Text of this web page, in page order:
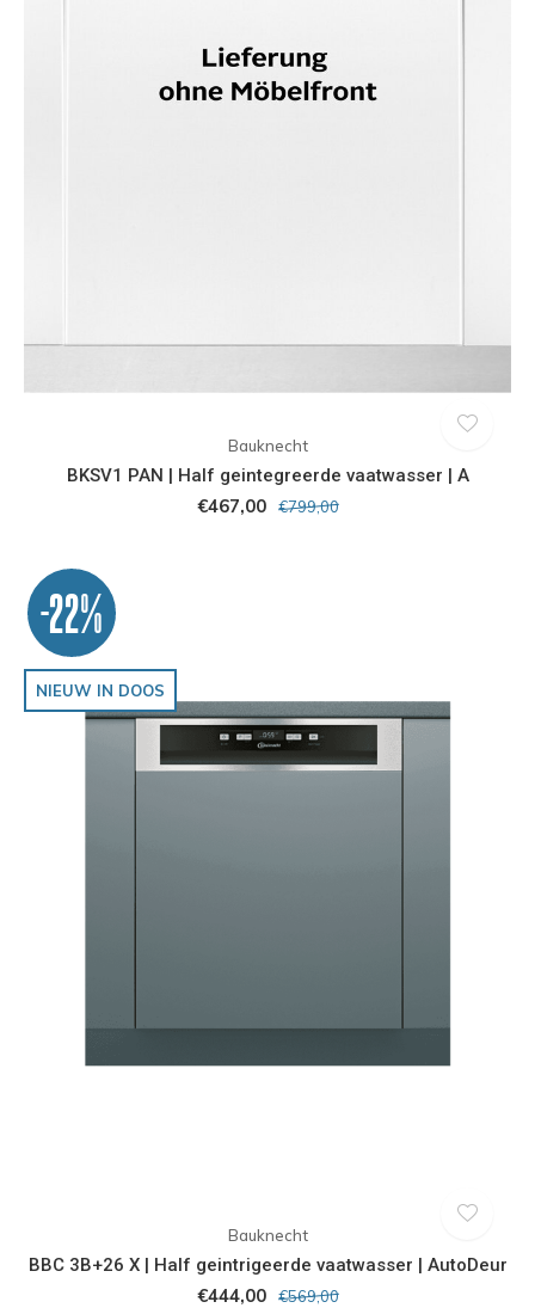
Bauknecht
BKSV1 PAN | Half geintegreerde vaatwasser | A
€467,00 €799,00
-22%
NIEUW IN DOOS
Bauknecht
BBC 3B+26 X | Half geintrigeerde vaatwasser | AutoDeur
€444,00 €569,00